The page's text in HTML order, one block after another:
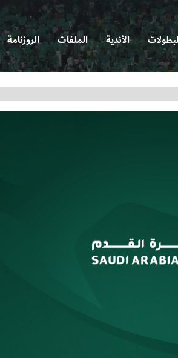
الأندية الملفات الروزنامة